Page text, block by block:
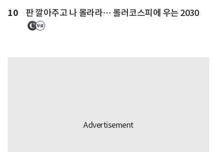
10 판 깔아주고 나 몰라라… 롤러코스피에 우는 2030